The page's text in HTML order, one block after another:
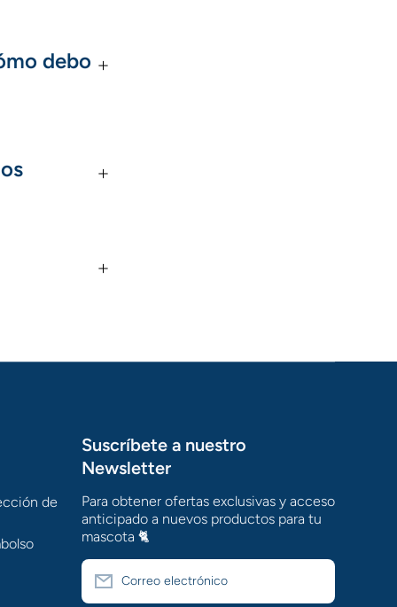
debo
de
Suscríbete a nuestro
Newsletter
Para obtener ofertas exclusivas y acceso
anticipado a nuevos productos para tu
mascota 🐈
Correo electrónico